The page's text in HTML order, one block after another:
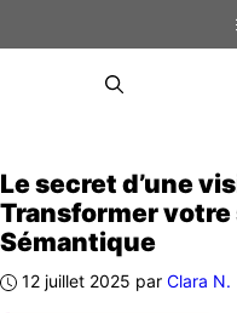
au
Le secret d’une
Transformer votre
Sémantique
12 juillet 2025 par Clara N.